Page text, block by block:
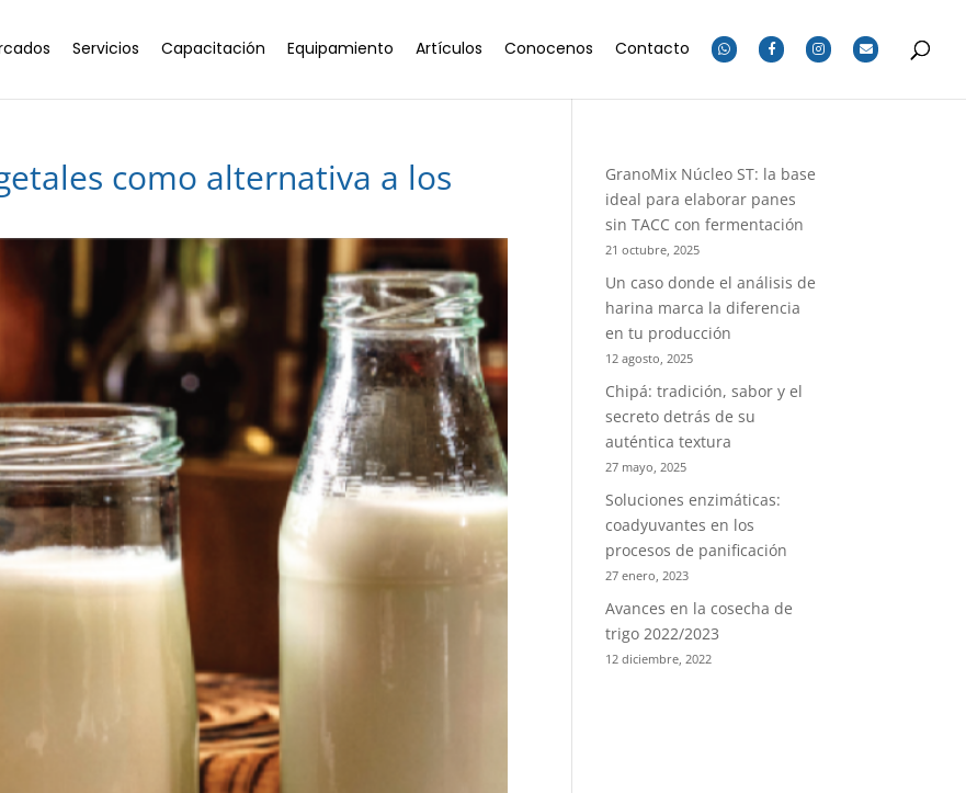
Servicios Capacitación Equipamiento Artículos Conocenos Contacto
como alternativa a los
GranoMix Núcleo ST: la base
ideal para elaborar panes
sin TACC con fermentación
21 octubre, 2025
Un caso donde el análisis de
harina marca la diferencia
en tu producción
12 agosto, 2025
Chipá: tradición, sabor y el
secreto detrás de su
auténtica textura
27 mayo, 2025
Soluciones enzimáticas:
coadyuvantes en los
procesos de panificación
27 enero, 2023
Avances en la cosecha de
trigo 2022/2023
12 diciembre, 2022